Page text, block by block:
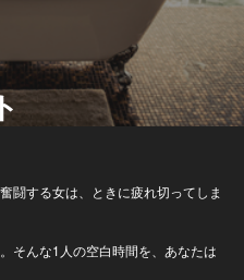
闘する女は、ときに疲れ切ってしま
そんな1人の空白時間を、あなたは